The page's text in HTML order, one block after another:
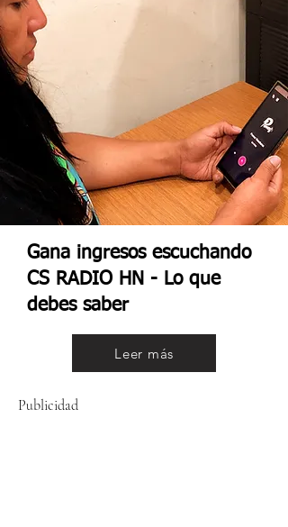
Gana ingresos escuchando
CS RADIO HN - Lo que
debes saber
Leer más
Publicidad